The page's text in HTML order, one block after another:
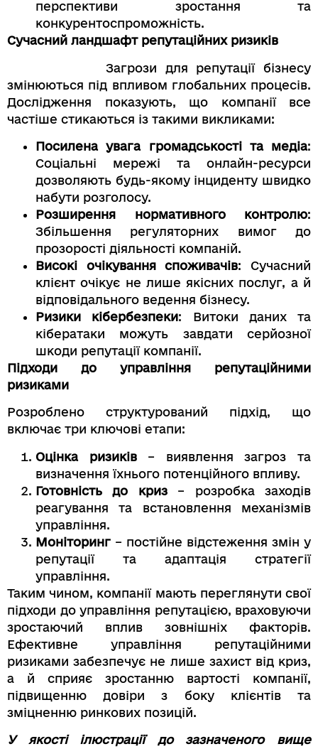
перспективи зростання та
конкурентоспроможність.
Сучасний ландшафт репутаційних ризиків
Загрози для репутації бізнесу
змінюються під впливом глобальних процесів.
Дослідження показують, що компанії все
частіше стикаються із такими викликами:
Посилена увага громадськості та медіа:
Соціальні мережі та онлайн-ресурси
дозволяють будь-якому інциденту швидко
набути розголосу.
Розширення нормативного контролю:
Збільшення регуляторних вимог до
прозорості діяльності компаній.
Високі очікування споживачів: Сучасний
клієнт очікує не лише якісних послуг, а й
відповідального ведення бізнесу.
Ризики кібербезпеки: Витоки даних та
кібератаки можуть завдати серйозної
шкоди репутації компанії.
Підходи до управління репутаційними
ризиками
Розроблено структурований підхід, що
включає три ключові етапи:
Оцінка ризиків– виявлення загроз та
визначення їхнього потенційного впливу.
Готовність до криз– розробка заходів
реагування та встановлення механізмів
управління.
Моніторинг – постійне відстеження змін у
репутації та адаптація стратегії
управління.
Таким чином, компанії мають переглянути свої
підходи до управління репутацією, враховуючи
зростаючий вплив зовнішніх факторів.
Ефективне управління репутаційними
ризиками забезпечує не лише захист від криз,
а й сприяє зростанню вартості компанії,
підвищенню довіри з боку клієнтів та
зміцненню ринкових позицій.
У якості ілюстрації до зазначеного вище